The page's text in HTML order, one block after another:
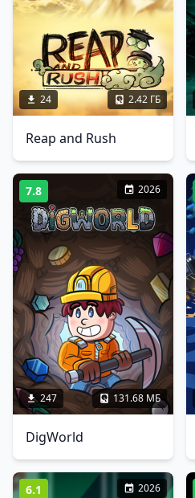
24 2.42 ГБ
Reap and Rush
7.8 2026
247 131.68 МБ
DigWorld
6.1 2026